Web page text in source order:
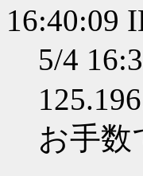
16:40:09
5/4
お手